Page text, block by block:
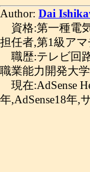
Author: Dai
資格:第一種電
担任者,第1級ア
職歴:テレビ回
職業能力開発大
現在:AdSense
年,AdSense18年,